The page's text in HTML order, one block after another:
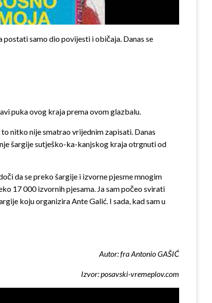
postati samo dio povijesti i običaja. Danas se
puka ovog kraja prema ovom glazbalu.
nitko nije sma­trao vrijednim zapisati. Danas
šargije sutješko-ka-kanjskog kraja otrgnuti od
da se pre­ko šargije i izvorne pjesme mnogim
17 000 izvornih pjesama. Ja sam počeo svirati
koju organizira Ante Galić. I sada, kad sam u
Autor: fra Antonio GAŠIĆ
Izvor: posavski-vremeplov.com